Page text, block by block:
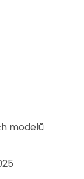
modelů